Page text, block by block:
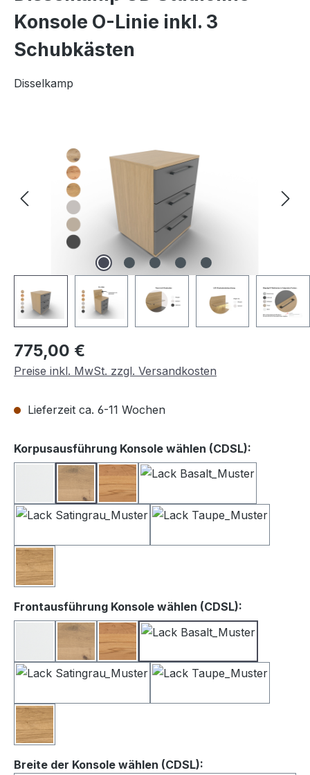
Konsole O-Linie inkl. 3
Schubkästen
Disselkamp
Regulärer Preis:
775,00 €
Preise inkl. MwSt. zzgl. Versandkosten
Lieferzeit ca. 6-11 Wochen
Korpusausführung Konsole wählen (CDSL):
BalkeneicheKernbuche
Wildeiche
Frontausführung Konsole wählen (CDSL):
BalkeneicheKernbuche
Wildeiche
Breite der Konsole wählen (CDSL):